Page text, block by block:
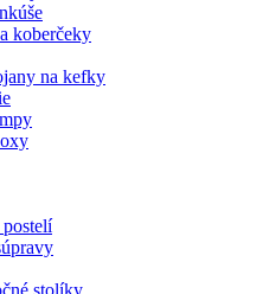
koberčeky
na kefky
stolíky